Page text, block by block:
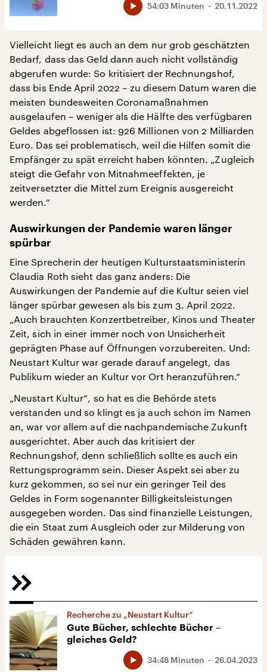
20.11.2022
54:03 Minuten
Vielleicht liegt es auch an dem nur grob geschätzten
Bedarf, dass das Geld dann auch nicht vollständig
abgerufen wurde: So kritisiert der Rechnungshof,
dass bis Ende April 2022 – zu diesem Datum waren die
meisten bundesweiten Coronamaßnahmen
ausgelaufen – weniger als die Hälfte des verfügbaren
Geldes abgeflossen ist: 926 Millionen von 2 Milliarden
Euro. Das sei problematisch, weil die Hilfen somit die
Empfänger zu spät erreicht haben könnten. „Zugleich
steigt die Gefahr von Mitnahmeeffekten, je
zeitversetzter die Mittel zum Ereignis ausgereicht
werden.“
Auswirkungen der Pandemie waren länger
spürbar
Eine Sprecherin der heutigen Kulturstaatsministerin
Claudia Roth sieht das ganz anders: Die
Auswirkungen der Pandemie auf die Kultur seien viel
länger spürbar gewesen als bis zum 3. April 2022.
„Auch brauchten Konzertbetreiber, Kinos und Theater
Zeit, sich in einer immer noch von Unsicherheit
geprägten Phase auf Öffnungen vorzubereiten. Und:
Neustart Kultur war gerade darauf angelegt, das
Publikum wieder an Kultur vor Ort heranzuführen.“
„Neustart Kultur“, so hat es die Behörde stets
verstanden und so klingt es ja auch schon im Namen
an, war vor allem auf die nachpandemische Zukunft
ausgerichtet. Aber auch das kritisiert der
Rechnungshof, denn schließlich sollte es auch ein
Rettungsprogramm sein. Dieser Aspekt sei aber zu
kurz gekommen, so sei nur ein geringer Teil des
Geldes in Form sogenannter Billigkeitsleistungen
ausgegeben worden. Das sind finanzielle Leistungen,
die ein Staat zum Ausgleich oder zur Milderung von
Schäden gewähren kann.
Recherche zu „Neustart Kultur“
Gute Bücher, schlechte Bücher –
gleiches Geld?
26.04.2023
34:48 Minuten